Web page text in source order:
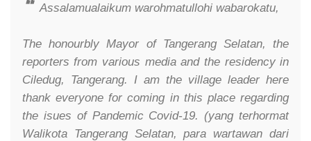
Assalamualaikum warohmatullohi wabarokatu,
The honourbly Mayor of Tangerang Selatan, the
reporters from various media and the residency in
Ciledug, Tangerang. I am the village leader here
thank everyone for coming in this place regarding
the isues of Pandemic Covid-19. (yang terhormat
Walikota Tangerang Selatan, para wartawan dari